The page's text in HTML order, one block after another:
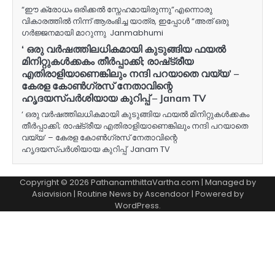
“ഈ ക്രോധം ഒരിക്കൽ സ്നേഹമായിരുന്നു”എന്നൊരു
വികാരത്തിൽ നിന്ന് ആരംഭിച്ച യാത്ര, ഇപ്പോൾ “അത് ഒരു
ഗർജ്ജനമായി മാറുന്നു Janmabhumi
‘ ഒരു വർഷത്തിലധികമായി കുടുങ്ങിയ ഫയൽ
മിനിറ്റുകൾക്കകം തീർപ്പാക്കി; രാഷ്‌ട്രീയ
എതിരാളിയാണെങ്കിലും നന്ദി പറയാതെ വയ്യ’ –
കേരള കോൺഗ്രസ് നേതാവിന്റെ
ഹൃദയസ്പർശിയായ കുറിപ്പ് – Janam TV
‘ ഒരു വർഷത്തിലധികമായി കുടുങ്ങിയ ഫയൽ മിനിറ്റുകൾക്കകം
തീർപ്പാക്കി; രാഷ്‌ട്രീയ എതിരാളിയാണെങ്കിലും നന്ദി പറയാതെ
വയ്യ’ – കേരള കോൺഗ്രസ് നേതാവിന്റെ
ഹൃദയസ്പർശിയായ കുറിപ്പ് Janam TV
Copyright © 2026 PathanamthittaVartha.com | Managed by
Asiavision | Routine News byAscendoor| Powered by
WordPress.